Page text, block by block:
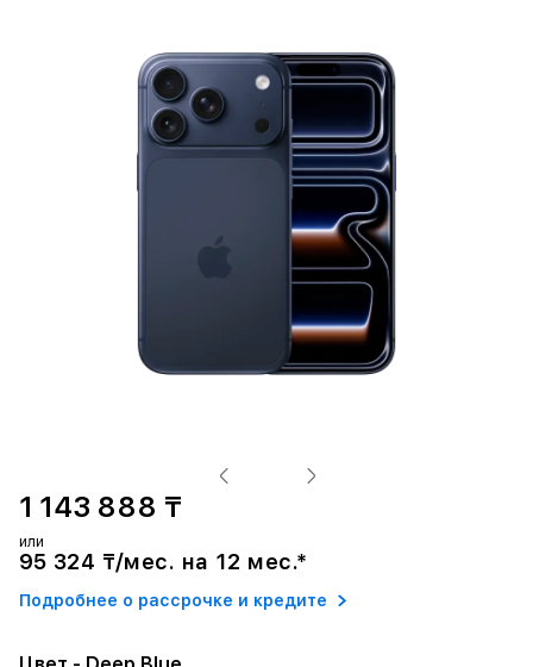
1 143 888 ₸
или
95 324 ₸/мес. на 12 мес.*
Подробнее о рассрочке и кредите